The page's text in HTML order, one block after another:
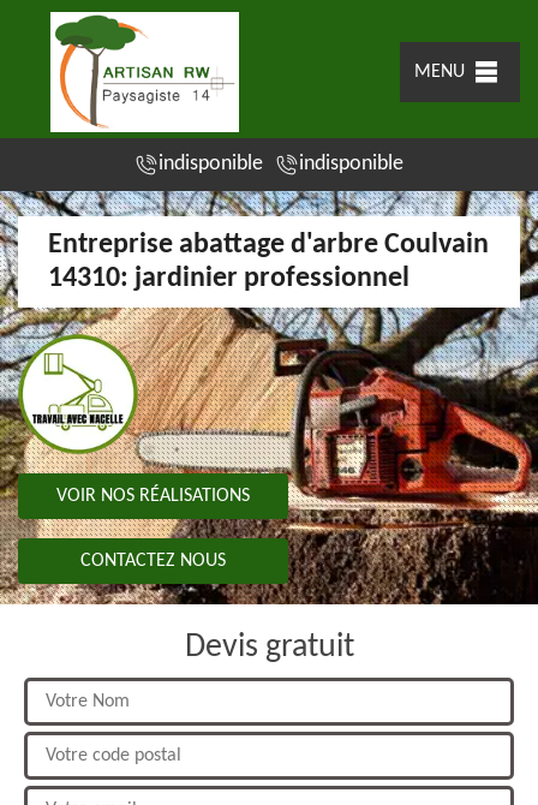
MENU
indisponible indisponible
Entreprise abattage d'arbre Coulvain
14310: jardinier professionnel
VOIR NOS RÉALISATIONS
CONTACTEZ NOUS
Devis gratuit